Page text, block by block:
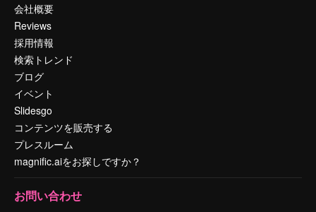
会社概要
Reviews
採用情報
検索トレンド
ブログ
イベント
Slidesgo
コンテンツを販売する
プレスルーム
magnific.aiをお探しですか？
お問い合わせ